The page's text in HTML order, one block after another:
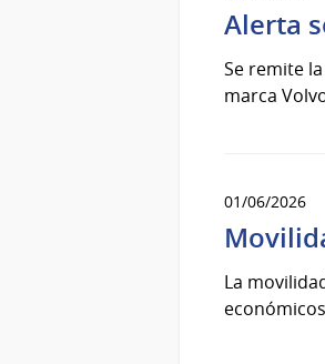
Alerta
Se remite
marca
01/06/2026
La